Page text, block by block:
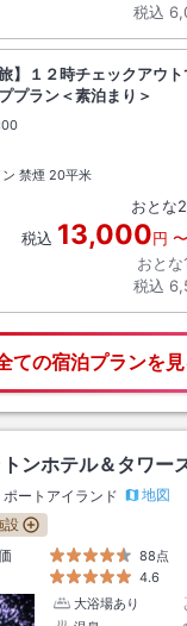
税込
旅】１２時チェックアウ
プラン＜素泊まり＞
ックアウト
禁煙 20平米
おとな2
税込 13,000円 〜
おとな
税込
ての宿泊プランを
ンホテル＆タワー
ートアイランド
地図
設
88点
4.6
大浴場あり